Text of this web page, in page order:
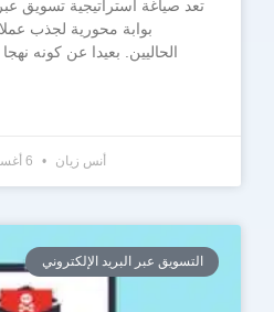
تعد صياغة استراتيجية تسويق
بوابة محورية لجذب
الحاليين. بعيدا عن كونه
أنس زيان
التسويق عبر البريد الإلكتروني